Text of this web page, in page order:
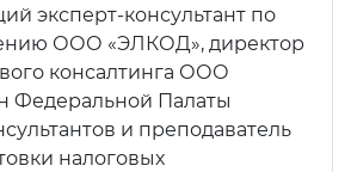
эксперт-консультант по
ООО «ЭЛКОД», директор
консалтинга ООО
Федеральной Палаты
и преподаватель
налоговых